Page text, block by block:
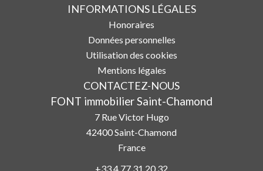
INFORMATIONS LÉGALES
Honoraires
Données personnelles
Utilisation des cookies
Mentions légales
CONTACTEZ-NOUS
FONT immobilier Saint-Chamond
7 Rue Victor Hugo
42400Saint-Chamond
France
+33 4 77 31 20 32